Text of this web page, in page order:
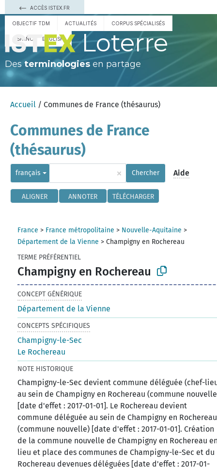
ACCÈS ISTEX.FR
OBJECTIF TDM ACTUALITÉS CORPUS SPÉCIALISÉS
ESPAÑOL ENGLISH Loterre
Des terminologies en partage
Accueil / Communes de France (thésaurus)
Communes de France
(thésaurus)
français × Chercher Aide
ALIGNER ANNOTER TÉLÉCHARGER
France > France métropolitaine > Nouvelle-Aquitaine >
Département de la Vienne >Champigny en Rochereau
TERME PRÉFÉRENTIEL
Champigny en Rochereau
CONCEPT GÉNÉRIQUE
Département de la Vienne
CONCEPTS SPÉCIFIQUES
Champigny-le-Sec
Le Rochereau
NOTE HISTORIQUE
Champigny-le-Sec devient commune déléguée (chef-
au sein de Champigny en Rochereau (commune
[date d'effet : 2017-01-01]. Le Rochereau devient
commune déléguée au sein de Champigny en Rochereau
(commune nouvelle) [date d'effet : 2017-01-01]. Création
de la commune nouvelle de Champigny en Rochereau
lieu et place des communes de Champigny-le-Sec et du
Rochereau devenues déléguées [date d'effet : 2017-01-